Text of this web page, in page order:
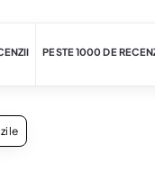
PESTE 1000 DE